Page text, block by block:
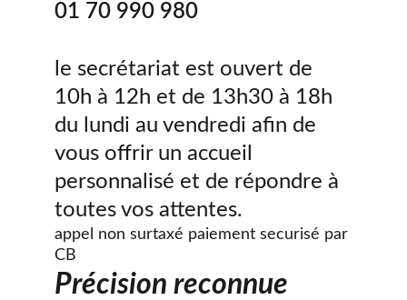
01 70 990 980
le secrétariat est ouvert de
10h à 12h et de 13h30 à 18h
du lundi au vendredi afin de
vous offrir un accueil
personnalisé et de répondre à
toutes vos attentes.
appel non surtaxé paiement securisé par
CB
Précision reconnue